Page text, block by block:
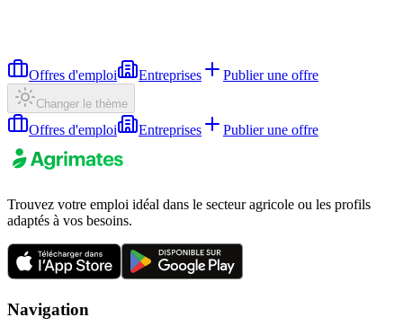
Offres d'emploi Entreprises Publier une offre
Changer le thème
Offres d'emploi Entreprises Publier une offre
Trouvez votre emploi idéal dans le secteur agricole ou les profils
adaptés à vos besoins.
Navigation